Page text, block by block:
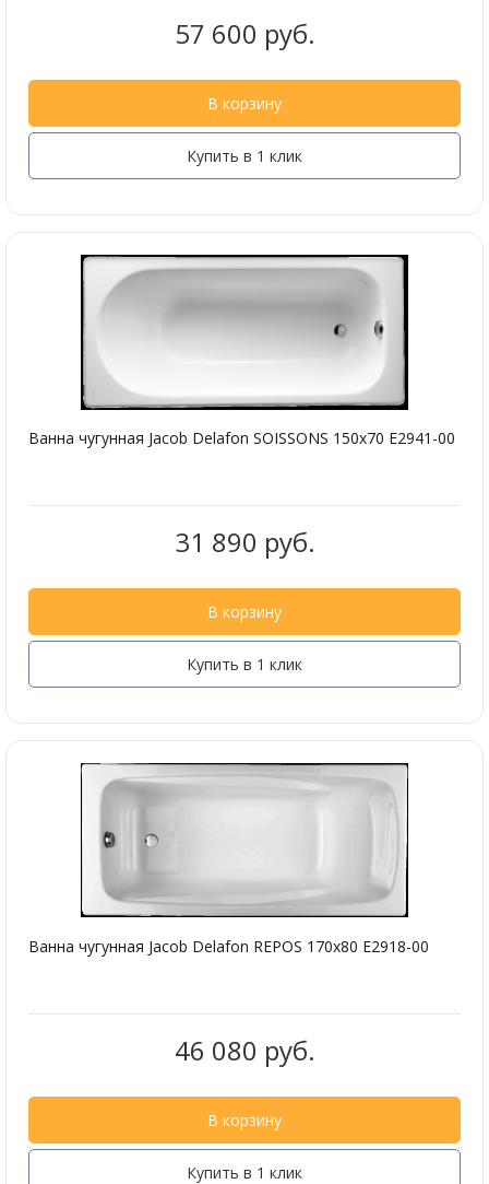
57 600 руб.
В корзину
Купить в 1 клик
Ванна чугунная Jacob Delafon SOISSONS 150х70 E2941-00
31 890 руб.
В корзину
Купить в 1 клик
Ванна чугунная Jacob Delafon REPOS 170х80 E2918-00
46 080 руб.
В корзину
Купить в 1 клик